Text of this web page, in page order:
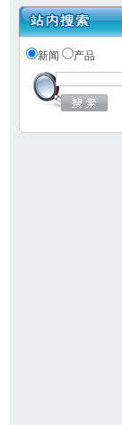
新闻 产品